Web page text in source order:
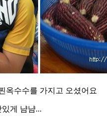
옥수수를 가지고 오셨어요
게 냠냠...